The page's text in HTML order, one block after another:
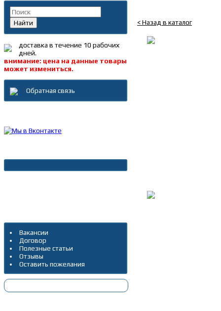
< Назад в каталог
Найти
доставка в течение 10 рабочих
дней.
внимание: цена на данные товары
может измениться.
Обратная связь
Вакансии
Договор
Полезные статьи
Отзывы
Оставить пожелания